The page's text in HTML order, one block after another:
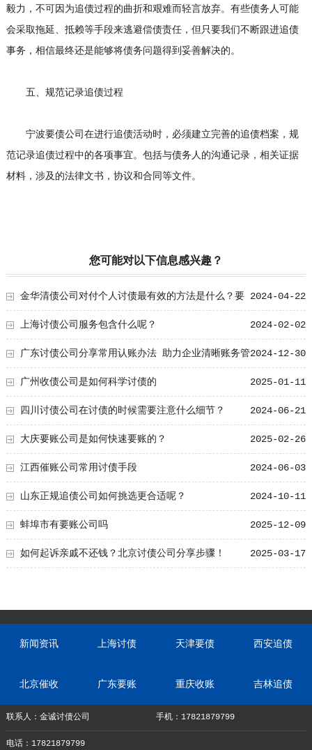
毅力，不可因为追债过程的曲折和艰难而轻言放弃。有些债务人可能
会采取拖延、抵赖等手段来逃避偿债责任，但只要我们不断跟进追债
事务，相信最终还是能够将债务问题得到妥善解决的。
五、规范记录追债过程
宁波要债公司在进行追债活动时，必须建立完善的追债档案，规
范记录追债过程中的各项事宜。包括与债务人的沟通记录，相关证据
材料，涉及的法律文书，协议和合同等文件。
您可能对以下信息感兴趣？
2024-04-22
金华清债公司对付个人讨债最有效的方法是什么？要
债清债技术总结！ 2024-02-02
上海讨债公司服务包含什么呢？
2024-12-30
广东讨债公司分享常用认账办法 助力企业清晰账务管
理 2025-01-11
广州收债公司是如何科学讨债的
2024-06-21
四川讨债公司在讨债的时候需要注意什么细节？
2025-02-26
大庆要账公司是如何快速要账的？
2024-06-03
江西催账公司常用讨债手段
2024-10-11
山东正规追债公司如何挑选更合适呢？
2025-12-09
蚌埠市有要账公司吗
2025-03-17
如何起诉亲戚不还钱？北京讨债公司分享步骤！
新闻资讯 上海讨债 天津要债 西安追债
北京催收 广东要账 重庆收账 吉林追债
联系人：金诚讨债公司 手机：17821879799
电话：17821879799